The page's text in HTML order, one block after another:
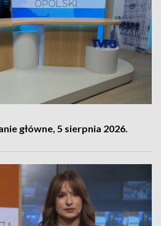
główne, 5 sierpnia 2026.